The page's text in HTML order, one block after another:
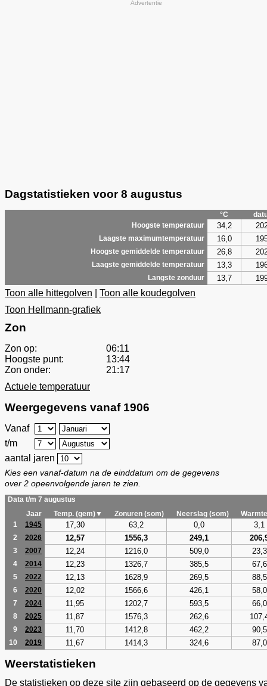
Advertentie
Dagstatistieken voor 8 augustus
°C
Hoogste temperatuur
34,2
Laagste maximumtemperatuur 16,0
Hoogste gemiddelde temperatuur 26,8
Laagste gemiddelde temperatuur 13,3
Langste zonduur 13,7
Toon alle hittegolven
Toon alle koudegolven
Toon Hellmann-grafiek
Zon
Zon op:
06:11
Hoogste punt:
13:44
Zon onder:
21:17
Actuele temperatuur
Weergegevens vanaf 1906
Vanaf
t/m
aantal jaren
Kies een vanaf-datum na de einddatum om de gegevens
over 2 opeenvolgende jaren te zien.
Data t/m 7 augustus
Jaar
Temp. (gem)▼ Zonuren (som) Neerslag (som)
1
1945 17,30 63,2 0,0 3,1
2 2026 12,57 1556,3 249,1
3 2007 12,24 1216,0 509,0 23,3
4 2014 12,23 1326,7 385,5 67,6
5 2022 12,13 1628,9 269,5 88,5
6 2020 12,02 1566,6 426,1 58,0
7 2024 11,95 1202,7 593,5 66,0
8 2025 11,87 1576,3 262,6
9 2023 11,70 1412,8 462,2 90,5
10 2019 11,67 1414,3 324,6 87,0
Weerstatistieken
De statistieken op deze site zijn gebaseerd op de gegevens